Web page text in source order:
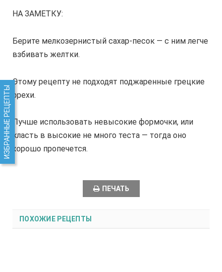
НА ЗАМЕТКУ:
Берите мелкозернистый сахар-песок — с ним легче
взбивать желтки.
Этому рецепту не подходят поджаренные грецкие
орехи.
Лучше использовать невысокие формочки, или
класть в высокие не много теста — тогда оно
хорошо пропечется.
ПЕЧАТЬ
ПОХОЖИЕ РЕЦЕПТЫ
ИЗБРАННЫЕ РЕЦЕПТЫ